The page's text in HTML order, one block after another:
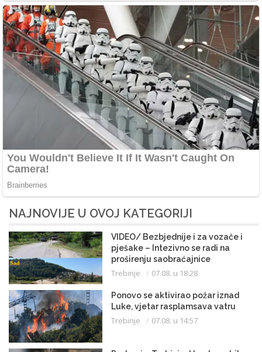
NAJNOVIJE U OVOJ KATEGORIJI
VIDEO/ Bezbjednije i za vozače i
pješake – Intezivno se radi na
proširenju saobraćajnice
Trebinje 07.08. u 18:28
Ponovo se aktivirao požar iznad
Luke, vjetar rasplamsava vatru
Trebinje 07.08. u 14:57